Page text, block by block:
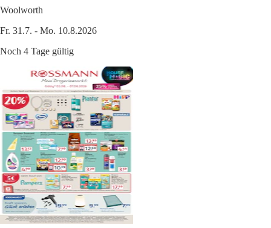
Woolworth
Fr. 31.7. - Mo. 10.8.2026
Noch 4 Tage gültig